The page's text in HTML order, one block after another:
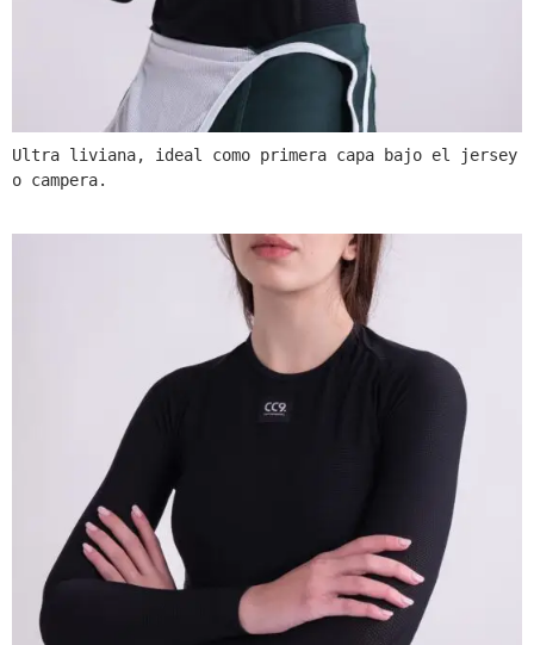
Ultra liviana, ideal como primera capa bajo el jersey
o campera.